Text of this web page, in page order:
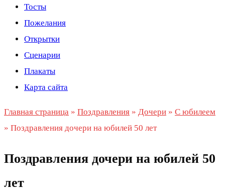
Тосты
Пожелания
Открытки
Сценарии
Плакаты
Карта сайта
Главная страница » Поздравления » Дочери » С юбилеем
» Поздравления дочери на юбилей 50 лет
Поздравления дочери на юбилей 50
лет